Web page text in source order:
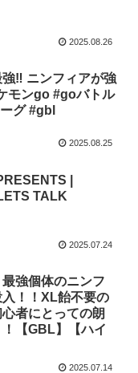
2025.08.26
‼︎ ニンフィアが強
モンgo #goバトル
グ #gbl
2025.08.25
|
TALK
2025.07.24
最強個体のニンフ
入！！XL飴不要の
者にとっての朗
【GBL】【ハイ
2025.07.14